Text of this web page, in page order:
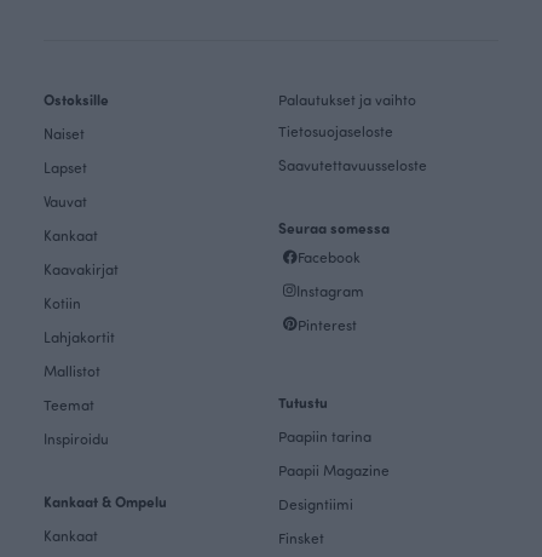
Ostoksille
Naiset
Lapset
Vauvat
Kankaat
Kaavakirjat
Kotiin
Lahjakortit
Mallistot
Teemat
Inspiroidu
Kankaat & Ompelu
Kankaat
Palautukset ja vaihto
Tietosuojaseloste
Saavutettavuusseloste
Seuraa somessa
Facebook
Instagram
Pinterest
Tutustu
Paapiin tarina
Paapii Magazine
Designtiimi
Finsket